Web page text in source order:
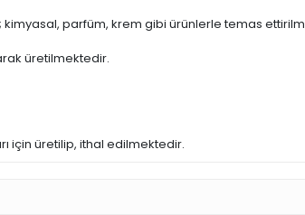
parfüm, krem gibi ürünlerle temas
üretilmektedir.
için üretilip, ithal edilmektedir.